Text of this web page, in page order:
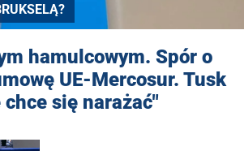
hamulcowym. Spór o
UE-Mercosur. Tusk
chce się narażać"